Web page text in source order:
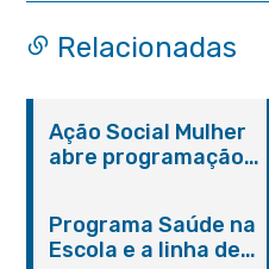
Relacionadas
Ação Social Mulher
abre programação
serviços gratuitos e
orientações
Programa Saúde na
Escola e a linha de